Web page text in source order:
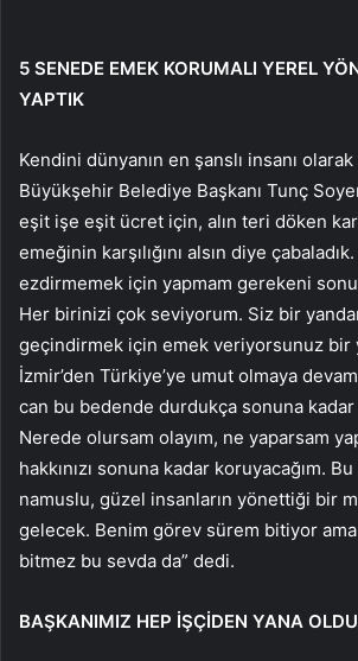
5 SENEDE EMEK KORUMALI YEREL
YAPTIK
Kendini dünyanın en şanslı insanı
Büyükşehir Belediye Başkanı Tunç
eşit işe eşit ücret için, alın teri döken
emeğinin karşılığını alsın diye
ezdirmemek için yapmam gerekeni
Her birinizi çok seviyorum. Siz bir
geçindirmek için emek veriyorsunuz bir
İzmir’den Türkiye’ye umut olmaya
can bu bedende durdukça sonuna kadar
Nerede olursam olayım, ne yaparsam
hakkınızı sonuna kadar koruyacağım.
namuslu, güzel insanların yönettiği bir
gelecek. Benim görev sürem bitiyor
bitmez bu sevda da” dedi.
BAŞKANIMIZ HEP İŞÇİDEN YANA OLDU